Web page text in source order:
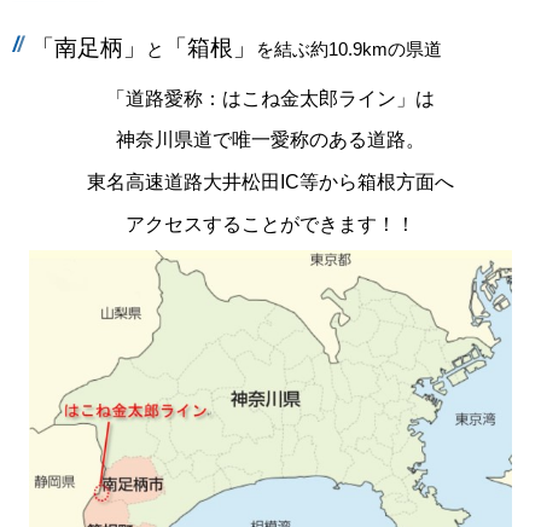
「南足柄」 と 「箱根」 を結ぶ約10.9kmの県道
「道路愛称：はこね金太郎ライン」は
神奈川県道で唯一愛称のある道路。
東名高速道路大井松田IC等から箱根方面へ
アクセスすることができます！！